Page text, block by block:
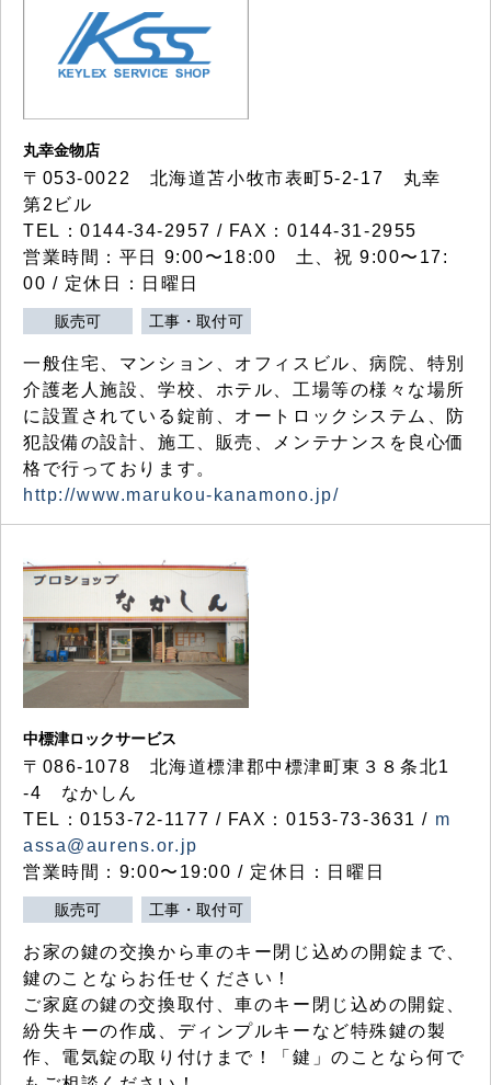
丸幸金物店
〒053-0022 北海道苫小牧市表町5-2-17 丸幸
第2ビル
TEL：0144-34-2957 / FAX：0144-31-2955
営業時間：平日 9:00〜18:00 土、祝 9:00〜17:
00 / 定休日：日曜日
販売可 工事・取付可
一般住宅、マンション、オフィスビル、病院、特別
介護老人施設、学校、ホテル、工場等の様々な場所
に設置されている錠前、オートロックシステム、防
犯設備の設計、施工、販売、メンテナンスを良心価
格で行っております。
http://www.marukou-kanamono.jp/
中標津ロックサービス
〒086-1078 北海道標津郡中標津町東３８条北1
-4 なかしん
TEL：0153-72-1177 / FAX：0153-73-3631 / m
assa@aurens.or.jp
営業時間：9:00〜19:00 / 定休日：日曜日
販売可 工事・取付可
お家の鍵の交換から車のキー閉じ込めの開錠まで、
鍵のことならお任せください！
ご家庭の鍵の交換取付、車のキー閉じ込めの開錠、
紛失キーの作成、ディンプルキーなど特殊鍵の製
作、電気錠の取り付けまで！「鍵」のことなら何で